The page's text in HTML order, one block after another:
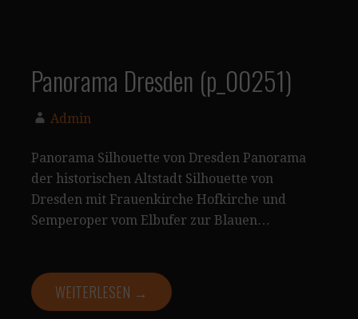
Panorama Dresden (p_00251)
Admin
Panorama Silhouette von Dresden Panorama
der historischen Altstadt Silhouette von
Dresden mit Frauenkirche Hofkirche und
Semperoper vom Elbufer zur Blauen…
WEITERLESEN →